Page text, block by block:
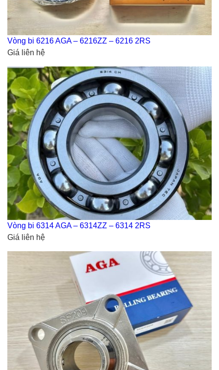
Vòng bi 6216 AGA – 6216ZZ – 6216 2RS
Giá liên hệ
Vòng bi 6314 AGA – 6314ZZ – 6314 2RS
Giá liên hệ